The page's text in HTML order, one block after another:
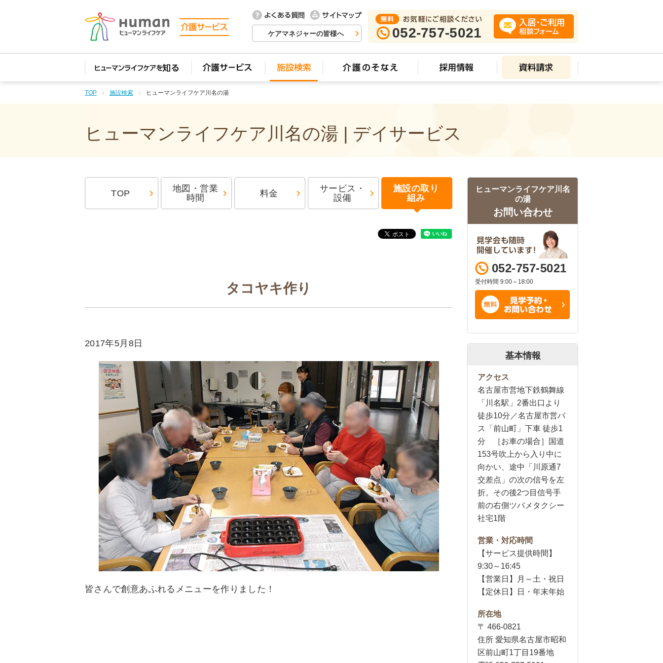
ケアマネジャーの皆様へ 052-757-5021
TOP 施設検索 ヒューマンライフケア川名の湯
ヒューマンライフケア川名の湯 | デイサービス
TOP
地図・営業
時間
料金
サービス・
設備
施設の取り
組み
タコヤキ作り
2017年5月8日
皆さんで創意あふれるメニューを作りました！
ヒューマンライフケア川名
の湯
お問い合わせ
052-757-5021
受付時間 9:00～18:00
基本情報
アクセス
名古屋市営地下鉄鶴舞線
「川名駅」2番出口より
徒歩10分／名古屋市営バ
ス「前山町」下車 徒歩1
分 ［お車の場合］国道
153号吹上から入り中に
向かい、途中「川原通7
交差点」の次の信号を左
折。その後2つ目信号手
前の右側ツバメタクシー
社宅1階
営業・対応時間
【サービス提供時間】
9:30～16:45
【営業日】月～土・祝日
【定休日】日・年末年始
所在地
〒 466-0821
住所 愛知県名古屋市昭和
区前山町1丁目19番地